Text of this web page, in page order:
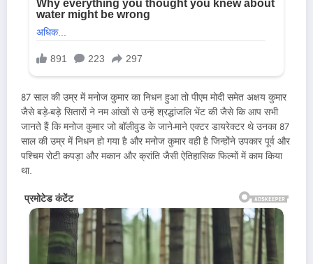
87 साल की उम्र में मनोज कुमार का निधन हुआ तो पीएम मोदी समेत अक्षय कुमार
जैसे बड़े-बड़े सितारों ने नम आंखों से उन्हें श्रद्धांजलि भेंट की जैसे कि आप सभी
जानते हैं कि मनोज कुमार जो बॉलीवुड के जाने-माने एक्टर डायरेक्टर थे उनका 87
साल की उम्र में निधन हो गया है और मनोज कुमार वही है जिन्होंने उपकार पूर्व और
पश्चिम रोटी कपड़ा और मकान और क्रांति जैसी ऐतिहासिक फिल्मों में काम किया
था.